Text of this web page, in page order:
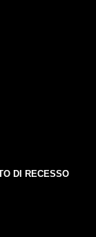
DI RECESSO